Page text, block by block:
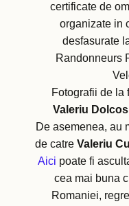
certificate de
organizate in
desfasurate
Randonneurs
Fotografii de la
Valeriu Dolcos
De asemenea, au
de catre Valeriu
Aici poate fi
cea mai buna
Romaniei,